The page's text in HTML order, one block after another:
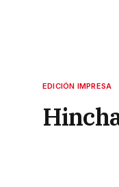
EDICIÓN IMPRESA